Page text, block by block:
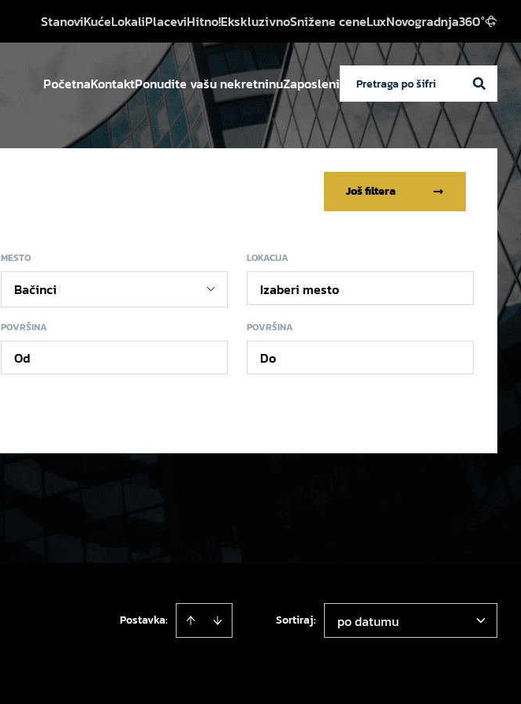
StanoviKućeLokaliPlaceviHitno!EkskluzivnoSnižene ceneLuxNovogradnja360°
PočetnaKontaktPonudite vašu nekretninuZaposleni
Još filtera
MESTO LOKACIJA
Izaberi mesto
POVRŠINA POVRŠINA
Postavka: Sortiraj: po datumu